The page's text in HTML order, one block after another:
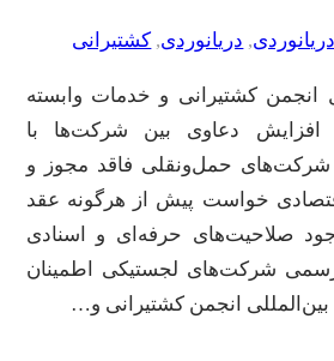
, دریانوردی, کشتیرانی
انجمن کشتیرانی و خدمات وابسته
افزایش دعاوی بین شرکت‌ها با
حمل‌ونقلی فاقد مجوز و
خواست پیش از هرگونه عقد
صلاحیت‌های حرفه‌ای و اسنادی
رسمی شرکت‌های لجستیکی اطمینان
انجمن کشتیرانی و…